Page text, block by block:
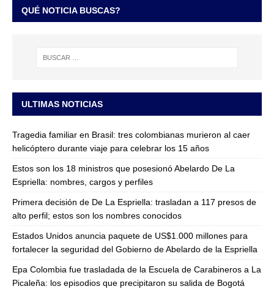
QUÉ NOTICIA BUSCAS?
ULTIMAS NOTICIAS
Tragedia familiar en Brasil: tres colombianas murieron al caer
helicóptero durante viaje para celebrar los 15 años
Estos son los 18 ministros que posesionó Abelardo De La
Espriella: nombres, cargos y perfiles
Primera decisión de De La Espriella: trasladan a 117 presos de
alto perfil; estos son los nombres conocidos
Estados Unidos anuncia paquete de US$1.000 millones para
fortalecer la seguridad del Gobierno de Abelardo de la Espriella
Epa Colombia fue trasladada de la Escuela de Carabineros a La
Picaleña: los episodios que precipitaron su salida de Bogotá